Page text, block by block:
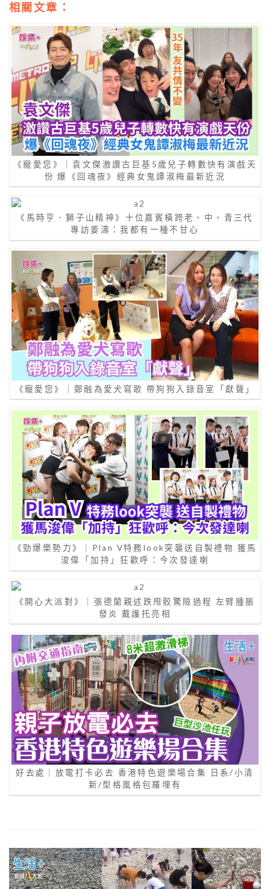
相關文章：
《寵愛您》｜袁文傑激讚古巨基5歲兒子轉數快有演戲天
份 爆《回魂夜》經典女鬼譚淑梅最新近況
《馬時亨．獅子山精神》十位嘉賓橫跨老、中、青三代
專訪姜濤：我都有一種不甘心
《寵愛您》｜鄭融為愛犬寫歌 帶狗狗入錄音室「獻聲」
《勁爆樂勢力》｜Plan V特務look突襲送自製禮物 獲馬
浚偉「加持」狂歡呼：今次發達喇
《開心大派對》｜張德蘭親述跌甩骹驚險過程 左臂腫脹
發炎 戴護托亮相
好去處｜放電打卡必去 香港特色遊樂場合集 日系/小清
新/型格風格包羅埋有